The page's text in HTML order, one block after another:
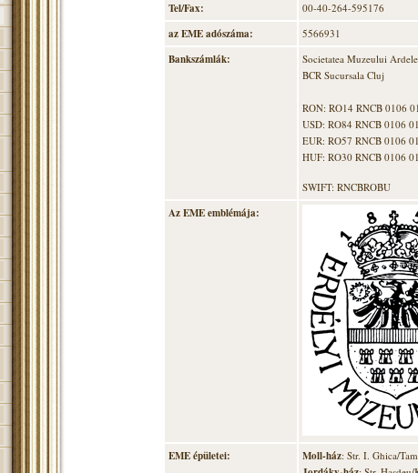
Tel/Fax: 00-40-264-595176
az EME adószáma: 5566931
Bankszámlák:
Societatea Muzeului
BCR Sucursala Cluj
RON: RO14 RNCB 0106
USD: RO84 RNCB 0106
EUR: RO57 RNCB 0106
HUF: RO30 RNCB 0106
SWIFT: RNCBROBU
Az EME emblémája:
EME épületei: Moll-ház: Str. I. Ghica/